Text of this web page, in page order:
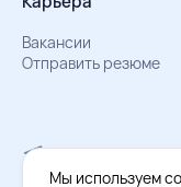
Вакансии
Отправить резюме
Мы в Телеграм
Документы об
Мы используем